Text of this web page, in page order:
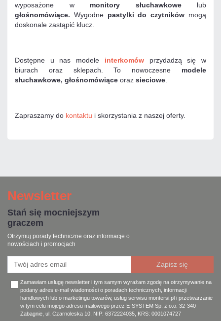
wyposażone w monitory słuchawkowelub
głośnomówiące. Wygodnepastylki do czytników mogą
doskonale zastąpić klucz.
Dostępne u nas modele interkomówprzydadzą się w
biurach oraz sklepach. To nowoczesne modele
słuchawkowe, głośnomówiące oraz sieciowe.
Zapraszamy do kontaktu i skorzystania z naszej oferty.
Newsletter
Stań się mocniejszym
graczem
Otrzymuj porady techniczne oraz informacje o
nowościach i promocjach
Zamawiam usługę newsletter i tym samym wyrażam zgodę na otrzymywanie na
podany adres e-mail wiadomości o poradach technicznych, informacji
handlowych lub o marketingu towarów, usług serwisu montersi.pl i przetwarzanie
w tym celu mojego adresu mailowego przez E-SYSTEM Sp. z o.o. 32-340
Zabagnie, ul. Czarnoleska 10, NIP: 6372224035, KRS: 0001074727